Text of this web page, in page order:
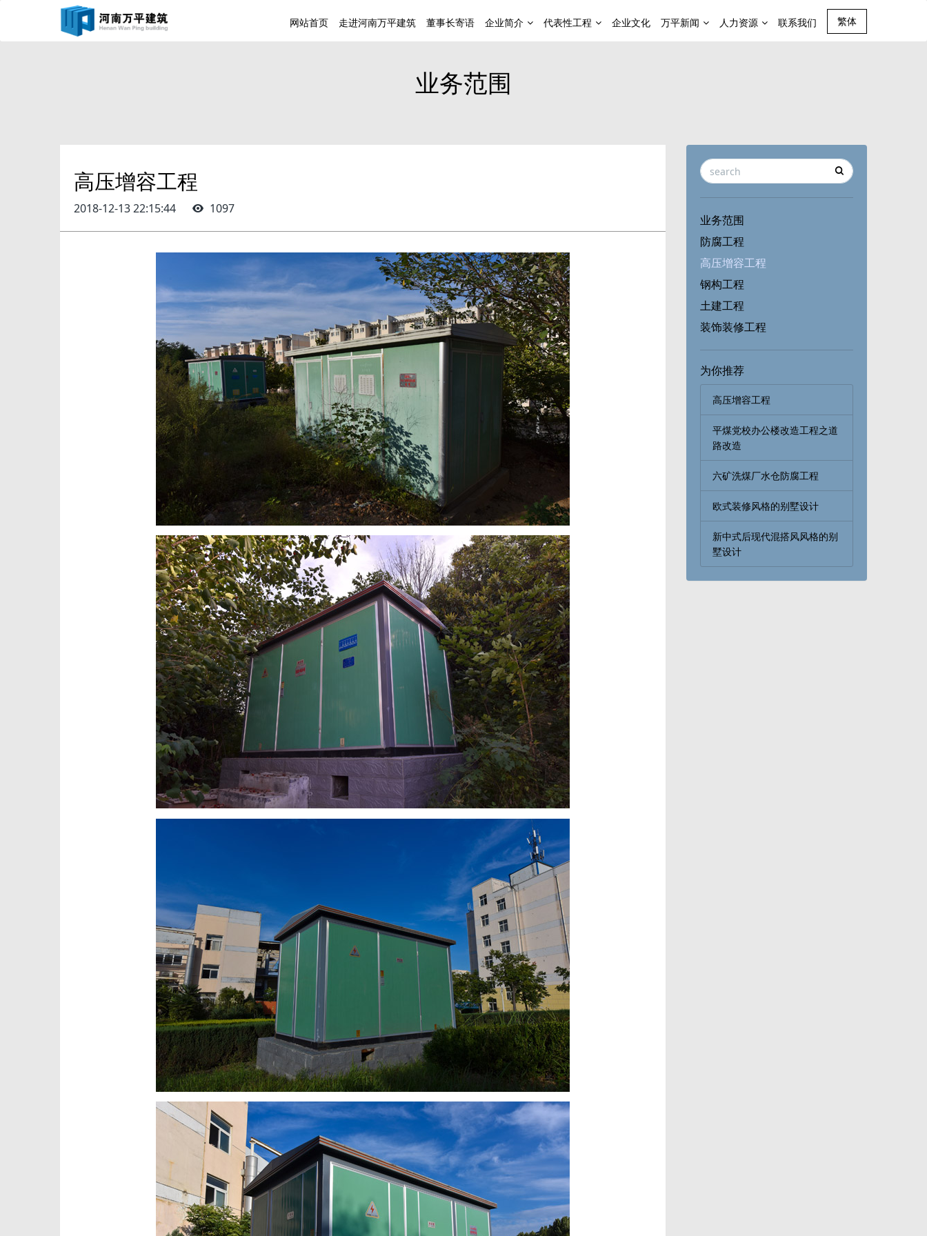
网站首页 走进河南万平建筑 董事长寄语 企业简介 代表性工程 企业文化 万平新闻 人力资源 联系我们 繁体
业务范围
高压增容工程
2018-12-13 22:15:44 1097
业务范围
防腐工程
高压增容工程
钢构工程
土建工程
装饰装修工程
为你推荐
高压增容工程
平煤党校办公楼改造工程之道
路改造
六矿洗煤厂水仓防腐工程
欧式装修风格的别墅设计
新中式后现代混搭风风格的别
墅设计